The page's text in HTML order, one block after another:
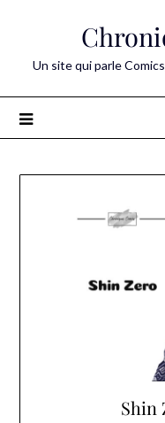
Un site qui parle
Shin